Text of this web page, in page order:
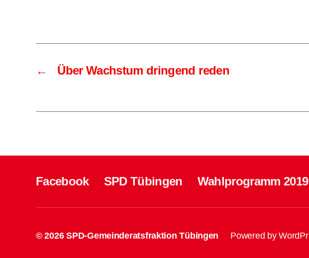
← Über Wachstum dringend reden
Facebook SPD Tübingen Wahlprogramm 2019
© 2026SPD-Gemeinderatsfraktion Tübingen Powered by